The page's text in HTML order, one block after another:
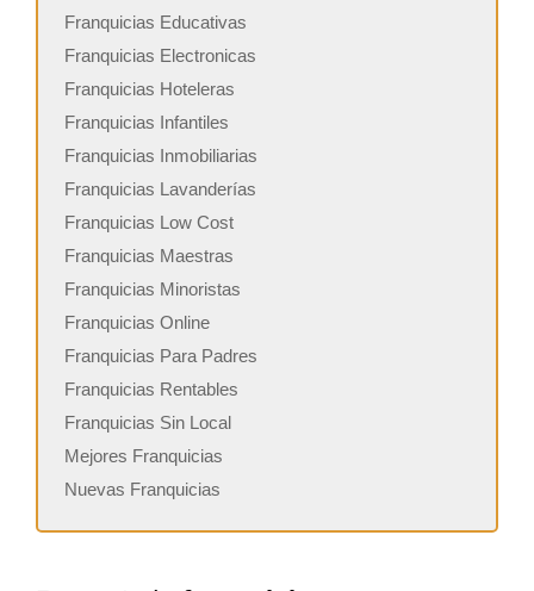
Franquicias Educativas
Franquicias Electronicas
Franquicias Hoteleras
Franquicias Infantiles
Franquicias Inmobiliarias
Franquicias Lavanderías
Franquicias Low Cost
Franquicias Maestras
Franquicias Minoristas
Franquicias Online
Franquicias Para Padres
Franquicias Rentables
Franquicias Sin Local
Mejores Franquicias
Nuevas Franquicias